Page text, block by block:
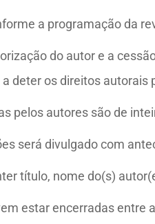
a programação da
do autor e a
deter os direitos
pelos autores são de
será divulgado com
título, nome do(s)
estar encerradas